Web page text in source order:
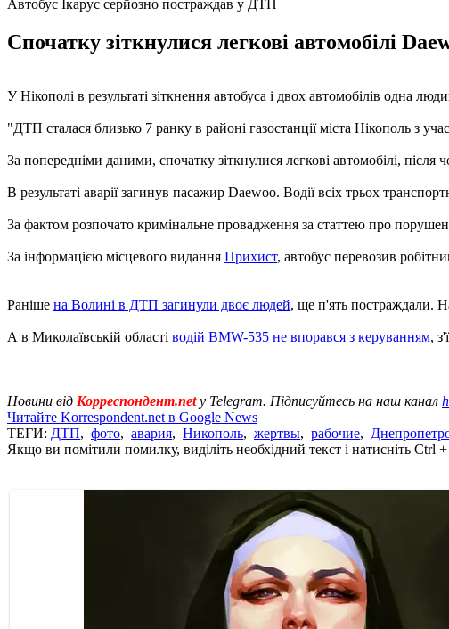
Автобус Ікарус серйозно постраждав у ДТП
Спочатку зіткнулися легкові автомобілі
У Нікополі в результаті зіткнення автобуса і двох автомобілів одна
"ДТП сталася близько 7 ранку в районі газостанції міста Нікополь з
За попередніми даними, спочатку зіткнулися легкові автомобілі,
В результаті аварії загинув пасажир Daewoo. Водії всіх трьох
За фактом розпочато кримінальне провадження за статтею про
За інформацією місцевого видання Прихист, автобус перевозив
Раніше на Волині в ДТП загинули двоє людей, ще п'ять постраждали.
А в Миколаївській області водій BMW-535 не впорався з керуванням,
Новини від Корреспондент.net у Telegram. Підписуйтесь на наш канал
Читайте Korrespondent.net в Google News
ТЕГИ: ДТП, фото, авария, Никополь, жертвы, рабочие,
Якщо ви помітили помилку, виділіть необхідний текст і натисніть